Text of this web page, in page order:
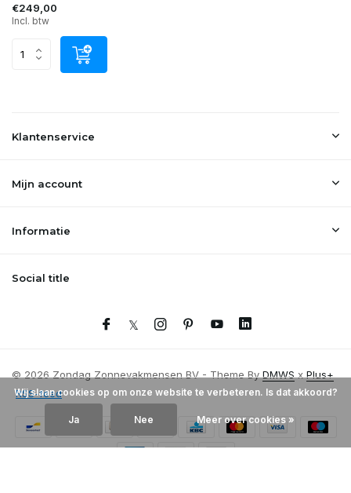
€249,00
Incl. btw
Klantenservice
Mijn account
Informatie
Social title
© 2026 Zondag Zonnevakmensen BV - Theme By DMWS x Plus+
RSS-feed
Wij slaan cookies op om onze website te verbeteren. Is dat akkoord?
Ja Nee Meer over cookies »